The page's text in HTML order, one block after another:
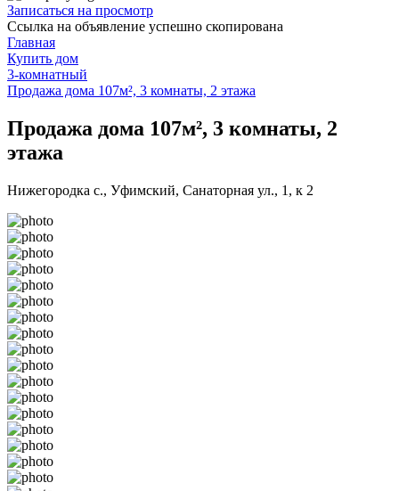
Записаться на просмотр
Ссылка на объявление успешно скопирована
Главная
Купить дом
3-комнатный
Продажа дома 107м², 3 комнаты, 2 этажа
Продажа дома 107м², 3 комнаты, 2
этажа
Нижегородка с., Уфимский, Санаторная ул., 1, к 2